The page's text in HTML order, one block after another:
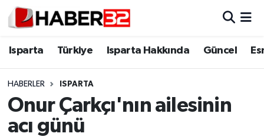
Isparta Türkiye Isparta Hakkında Güncel
HABERLER ISPARTA
Onur Çarkçı'nın ailesinin
acı günü
Isparta
Esnaf Diyor ki;
ASAYİŞ
Isparta Nöbetçi Eczaneler
Isparta Trafik Yoğunluk Haritası
Süper Lig Puan Durumu ve Fikstür